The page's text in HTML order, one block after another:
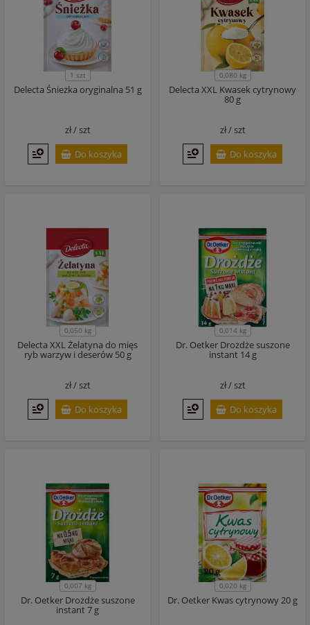
1 szt
Delecta Śnieżka oryginalna 51 g
zł /szt
Do koszyka
0,080 kg
Delecta XXL Kwasek cytrynowy
80 g
zł /szt
Do koszyka
0,050 kg
Delecta XXL Żelatyna do mięs
ryb warzyw i deserów 50 g
zł /szt
Do koszyka
0,014 kg
Dr. Oetker Drożdże suszone
instant 14 g
zł /szt
Do koszyka
0,007 kg
Dr. Oetker Drożdże suszone
instant 7 g
0,020 kg
Dr. Oetker Kwas cytrynowy 20 g